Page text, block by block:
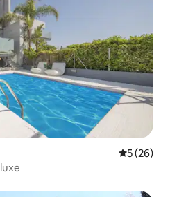
Средна
5 (26)